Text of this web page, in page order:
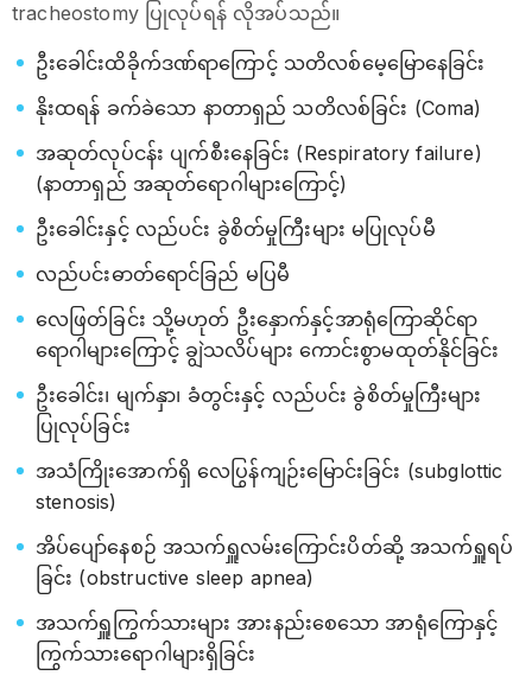
tracheostomy ပြုလုပ်ရန် လိုအပ်သည်။
ဦးခေါင်းထိခိုက်ဒဏ်ရာကြောင့် သတိလစ်မေ့မြောနေခြင်း
နိုးထရန် ခက်ခဲသော နာတာရှည် သတိလစ်ခြင်း (Coma)
အဆုတ်လုပ်ငန်း ပျက်စီးနေခြင်း (Respiratory failure)
(နာတာရှည် အဆုတ်ရောဂါများကြောင့်)
ဦးခေါင်းနှင့် လည်ပင်း ခွဲစိတ်မှုကြီးများ မပြုလုပ်မီ
လည်ပင်းဓာတ်ရောင်ခြည် မပြမီ
လေဖြတ်ခြင်း သို့မဟုတ် ဦးနှောက်နှင့်အာရုံကြောဆိုင်ရာ
ရောဂါများကြောင့် ချွဲသလိပ်များ ကောင်းစွာမထုတ်နိုင်ခြင်း
ဦးခေါင်း၊ မျက်နှာ၊ ခံတွင်းနှင့် လည်ပင်း ခွဲစိတ်မှုကြီးများ
ပြုလုပ်ခြင်း
အသံကြိုးအောက်ရှိ လေပြွန်ကျဉ်းမြောင်းခြင်း (subglottic
stenosis)
အိပ်ပျော်နေစဉ် အသက်ရှူလမ်းကြောင်းပိတ်ဆို့ အသက်ရှူရပ်
ခြင်း (obstructive sleep apnea)
အသက်ရှူကြွက်သားများ အားနည်းစေသော အာရုံကြောနှင့်
ကြွက်သားရောဂါများရှိခြင်း